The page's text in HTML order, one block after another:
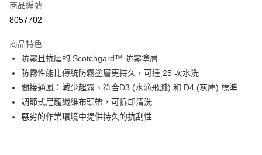
超商取貨付款
Apple Pay
街口支付
運送方式
商品編號
8057702
商品特色
防霧且抗磨的 Scotchgard™ 防霧塗層
防霧性能比傳統防霧塗層更持久，可達 25 次水洗
間接通風：減少起霧、符合D3 (水滴飛濺) 和 D4 (灰塵) 標準
調節式尼龍纖維布頭帶，可拆卸清洗
惡劣的作業環境中提供持久的抗刮性